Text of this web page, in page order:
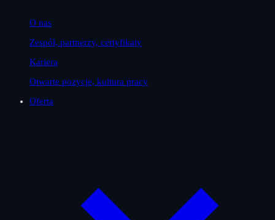
O nas
Zespół, partnerzy, certyfikaty
Kariera
Otwarte pozycje, kultura pracy
Oferta